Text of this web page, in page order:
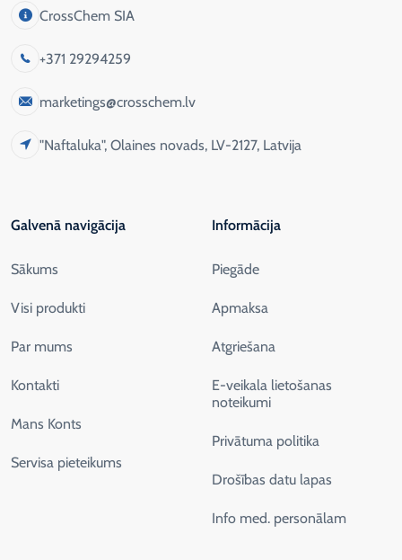
CrossChem SIA
+371 29294259
marketings@crosschem.lv
"Naftaluka", Olaines novads, LV-2127, Latvija
Galvenā navigācija
Sākums
Visi produkti
Par mums
Kontakti
Mans Konts
Servisa pieteikums
Informācija
Piegāde
Apmaksa
Atgriešana
E-veikala lietošanas
noteikumi
Privātuma politika
Drošības datu lapas
Info med. personālam